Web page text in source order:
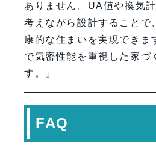
ありません。UA値や換気
考えながら設計することで
康的な住まいを実現できま
で気密性能を重視した家づ
す。」
FAQ